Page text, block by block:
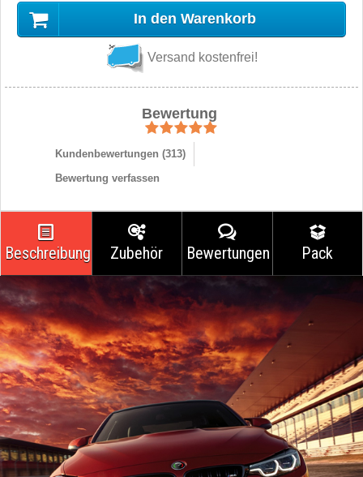
In den Warenkorb
Versand kostenfrei!
Bewertung
Kundenbewertungen (313)
Bewertung verfassen
Beschreibung Zubehör Bewertungen Pack